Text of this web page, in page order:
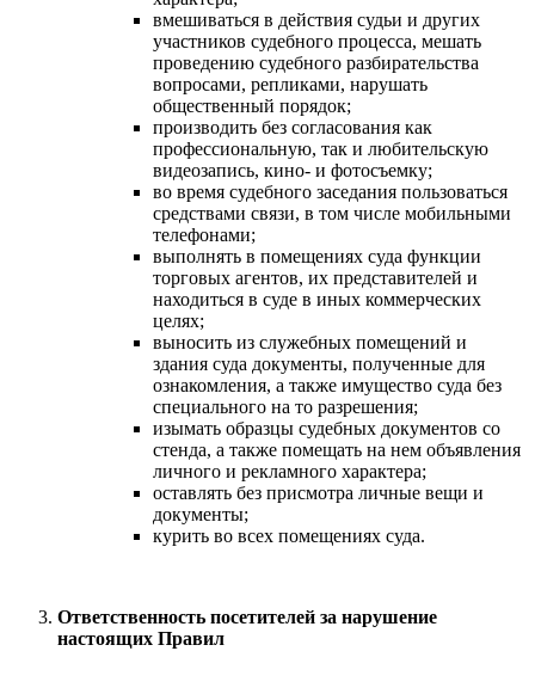
вмешиваться в действия судьи и других
участников судебного процесса, мешать
проведению судебного разбирательства
вопросами, репликами, нарушать
общественный порядок;
производить без согласования как
профессиональную, так и любительскую
видеозапись, кино- и фотосъемку;
во время судебного заседания пользоваться
средствами связи, в том числе мобильными
телефонами;
выполнять в помещениях суда функции
торговых агентов, их представителей и
находиться в суде в иных коммерческих
целях;
выносить из служебных помещений и
здания суда документы, полученные для
ознакомления, а также имущество суда без
специального на то разрешения;
изымать образцы судебных документов со
стенда, а также помещать на нем объявления
личного и рекламного характера;
оставлять без присмотра личные вещи и
документы;
курить во всех помещениях суда.
Ответственность посетителей за нарушение
настоящих Правил